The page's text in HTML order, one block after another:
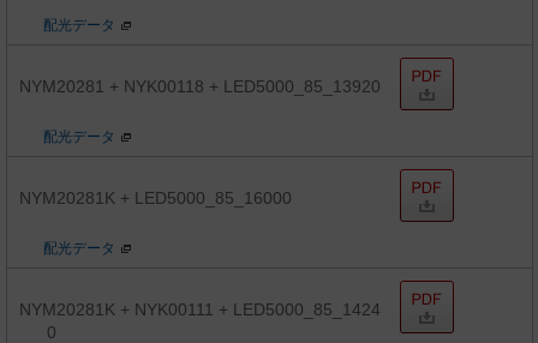
配光データ
NYM20281 + NYK00118 + LED5000_85_13920
配光データ
NYM20281K + LED5000_85_16000
配光データ
NYM20281K + NYK00111 + LED5000_85_1424
0